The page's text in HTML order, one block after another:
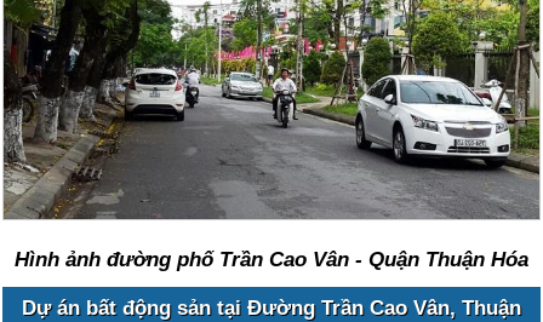
Hình ảnh đường phố Trần Cao Vân - Quận Thuận Hóa
Dự án bất động sản tại Đường Trần Cao Vân, Thuận